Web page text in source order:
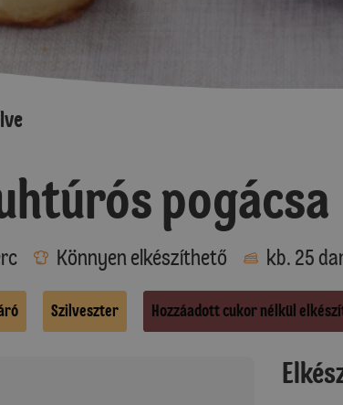
pogácsa
Könnyen elkészíthető kb. 25
Szilveszter Hozzáadott cukor nélkül